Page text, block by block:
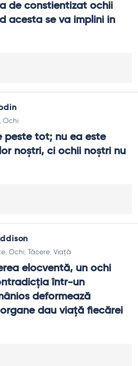
de constientizat ochii
acesta se va implini in
, Ochi
peste tot; nu ea este
noştri, ci ochii noştri nu
, Ochi, Tăcere, Viață
elocventă, un ochi
într-un
deformează
dau viață fiecărei